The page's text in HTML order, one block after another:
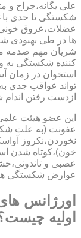
علی یگانه،جراح
شکستگی تا حدی
عضلات،عروق
ها در طی بهبودی
شریان مهم صدمه
کننده شکستگی به
استخوان در
تواند عواقب جدی
ازدست رفتن اندام
این عضو هیئت
عفونت (به علت
نخوردن،نکروز
خون)،کوتاه شدن
عصبی و
عوارض شکستگی
اورژانس
اولیه